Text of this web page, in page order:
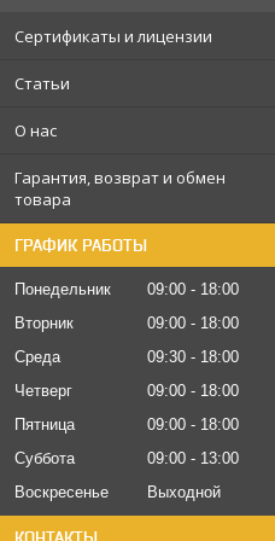
Сертификаты и лицензии
Статьи
О нас
Гарантия, возврат и обмен
товара
ГРАФИК РАБОТЫ
Понедельник 09:00
18:00
Вторник
09:00
18:00
Среда
09:30
18:00
Четверг
09:00
18:00
Пятница
09:00
18:00
Суббота
09:00
13:00
Воскресенье
Выходной